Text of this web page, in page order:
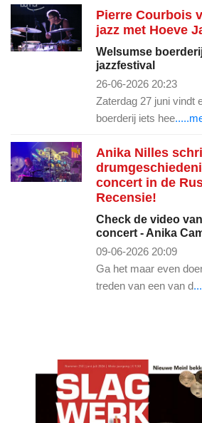
Pierre Courbois
jazz met Hoeve
Welsumse
jazzfestival
26-06-2026 20:23
Zaterdag 27 juni vindt
boerderij iets hee
Anika Nilles
concert in de
Recensie!
Check de video
concert - Anika
09-06-2026 20:09
Ga het maar even
treden van een van d